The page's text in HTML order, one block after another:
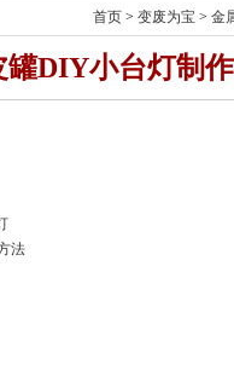
首页 >变废为宝 >金
罐DIY小台灯制
法